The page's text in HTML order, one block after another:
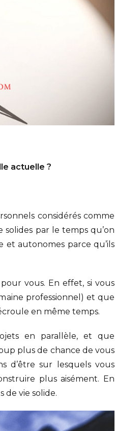
actuelle ?
considérés comme
par le temps qu’on
et autonomes parce qu’ils
vous. En effet, si vous
professionnel) et que
en même temps.
en parallèle, et que
plus de chance de vous
d’être sur lesquels vous
plus aisément. En
de vie solide.